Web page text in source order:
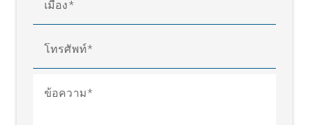
เมือง
โทรศัพท์
ข้อความ